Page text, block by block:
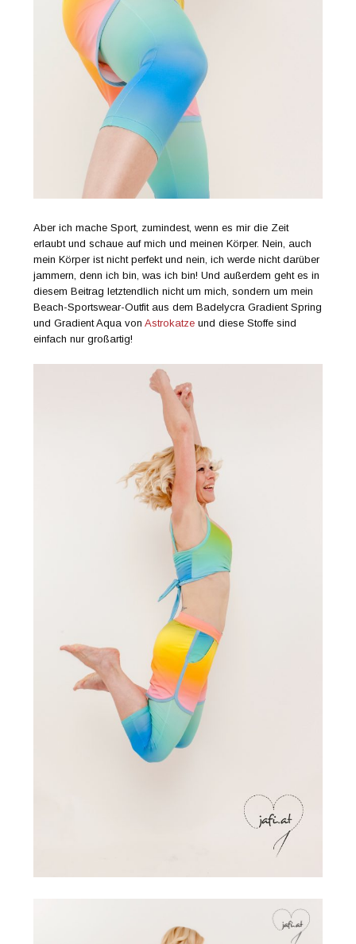
Aber ich mache Sport, zumindest, wenn es mir die Zeit
erlaubt und schaue auf mich und meinen Körper. Nein, auch
mein Körper ist nicht perfekt und nein, ich werde nicht darüber
jammern, denn ich bin, was ich bin! Und außerdem geht es in
diesem Beitrag letztendlich nicht um mich, sondern um mein
Beach-Sportswear-Outfit aus dem Badelycra Gradient Spring
und Gradient Aqua vonAstrokatze und diese Stoffe sind
einfach nur großartig!